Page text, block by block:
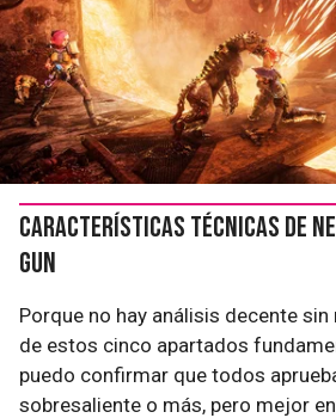
Características técnicas de
Gun
Porque no hay análisis decente
de estos cinco apartados
puedo confirmar que todos
sobresaliente o más, pero mejor